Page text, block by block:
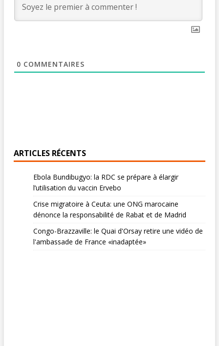
0 COMMENTAIRES
ARTICLES RÉCENTS
Ebola Bundibugyo: la RDC se prépare à élargir
l’utilisation du vaccin Ervebo
Crise migratoire à Ceuta: une ONG marocaine
dénonce la responsabilité de Rabat et de Madrid
Congo-Brazzaville: le Quai d'Orsay retire une vidéo de
l'ambassade de France «inadaptée»